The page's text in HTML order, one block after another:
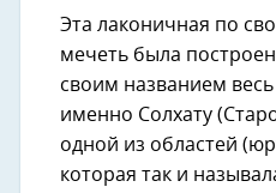
Эта лаконичная по
мечеть была
своим названием
именно Солхату
одной из областей
которая так и